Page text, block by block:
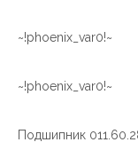
~!phoenix_var0!~
~!phoenix_var0!~